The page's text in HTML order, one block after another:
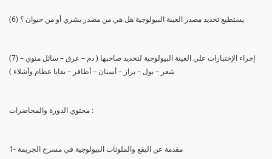
(6) يستطيع تحديد مصدر العينة البيولوجية هل هي من مصدر بشري أو من حيوان ؟
(7) إجراء الإختبارات علي العينة البيولوجية لتحديد صاحبها ( دم – عرق – سائل منوي –
شعر – بول – براز – أسنان – أظافر – بقايا عظام وأشلاء )
محتوي الدورة والمحاضرات :
1- مقدمة عن البقع والملوثات البيولوجية في مسرح الجريمة